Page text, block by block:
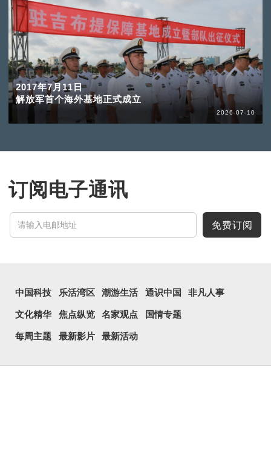
2017年7月11日
解放军首个海外基地正式成立
2026-07-10
订阅电子通讯
免费订阅
中国科技 乐活湾区 潮游生活 通识中国 非凡人事
文化精华 焦点纵览 名家观点 国情专题
每周主题 最新影片 最新活动